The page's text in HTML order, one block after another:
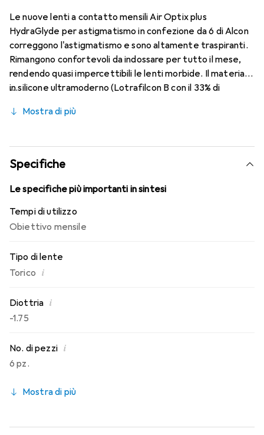
Le nuove lenti a contatto mensili Air Optix plus
HydraGlyde per astigmatismo in confezione da 6 di Alcon
correggono l'astigmatismo e sono altamente traspiranti.
Rimangono confortevoli da indossare per tutto il mese,
rendendo quasi impercettibili le lenti morbide. Il materiale
in silicone ultramoderno (Lotrafilcon B con il 33% di
HydraGlyde Moisture Matrix e la rinomata tecnologia
indossabilità che conosci. Comfort e assenza di fastidi
durante tutto il giorno con le lenti mensili.
Mostra di più
Specifiche
Le specifiche più importanti in sintesi
Tempi di utilizzo
Obiettivo mensile
Tipo di lente
Torico i
Diottria i
-1.75
No. di pezzi i
6 pz.
Mostra di più